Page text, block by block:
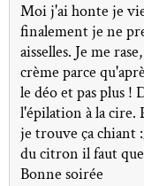
Moi j'ai honte je
finalement je ne
aisselles. Je me
crème parce
le déo et pas plus !
l'épilation à la cire.
je trouve ça chiant
du citron il faut que
Bonne soirée